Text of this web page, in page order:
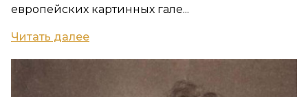
европейских картинных гале...
Читать далее